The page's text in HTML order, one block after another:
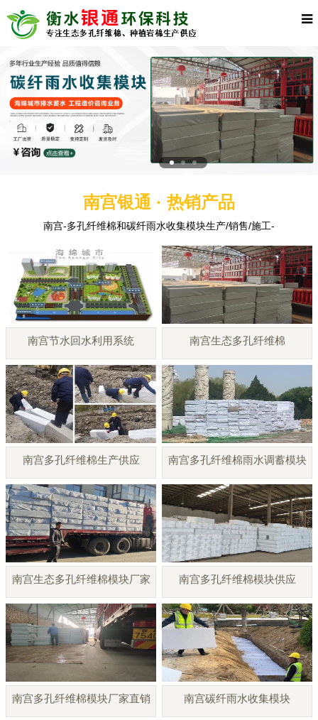
南宫银通 · 热销产品
南宫-多孔纤维棉和碳纤雨水收集模块生产/销售/施工-
南宫节水回水利用系统 南宫生态多孔纤维棉
南宫多孔纤维棉生产供应 南宫多孔纤维棉雨水调蓄模块
南宫生态多孔纤维棉模块厂家 南宫多孔纤维棉模块供应
南宫多孔纤维棉模块厂家直销 南宫碳纤雨水收集模块